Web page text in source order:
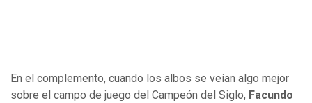
En el complemento, cuando los albos se veían algo mejor
sobre el campo de juego del Campeón del Siglo, Facundo